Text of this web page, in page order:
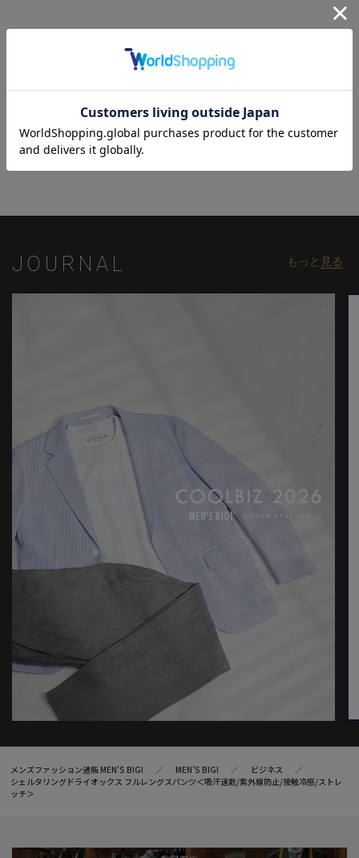
モデル:身長:185cm バスト:90cm ウエスト:77cm ヒップ:92cm 着
※照明・光の加減、PCやスマートフォンなどの環境により、製品
と画像のカラーの見え方が異なる場合がございます。
※画像はサンプルのため、色味やサイズ等の仕様が変更になる場
合がございます。
JOURNAL もっと 見る
メンズファッション通販 MEN'S BIGI MEN’S BIGI
ビジネス
シェルタリングドライオックス フルレングスパンツ＜吸汗速乾/紫外線防止/接触冷感/ストレ
ッチ＞